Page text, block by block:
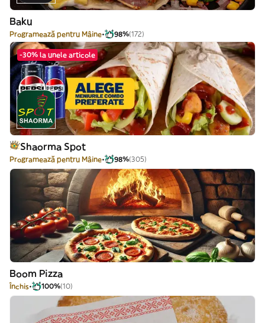
Baku
Programează pentru Mâine 98%(172)
-30% la unele articole
Shaorma Spot
Programează pentru Mâine 98%(305)
Boom Pizza
Închis 100%(10)